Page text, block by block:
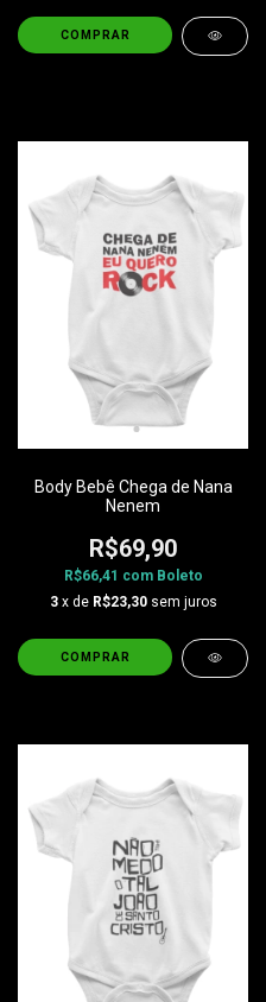
COMPRAR
Body Bebê Chega de Nana
Nenem
R$69,90
R$66,41 com Boleto
3 x de R$23,30 sem juros
COMPRAR